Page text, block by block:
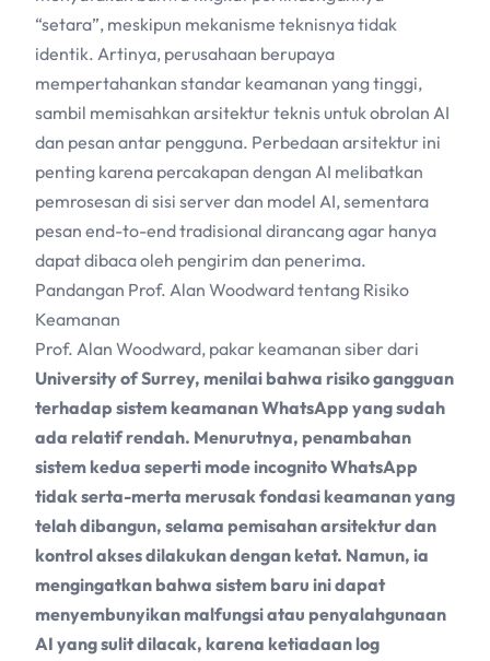
“setara”, meskipun mekanisme teknisnya tidak
identik. Artinya, perusahaan berupaya
mempertahankan standar keamanan yang tinggi,
sambil memisahkan arsitektur teknis untuk obrolan AI
dan pesan antar pengguna. Perbedaan arsitektur ini
penting karena percakapan dengan AI melibatkan
pemrosesan di sisi server dan model AI, sementara
pesan end-to-end tradisional dirancang agar hanya
dapat dibaca oleh pengirim dan penerima.
Pandangan Prof. Alan Woodward tentang Risiko
Keamanan
Prof. Alan Woodward, pakar keamanan siber dari
University of Surrey, menilai bahwa risiko gangguan
terhadap sistem keamanan WhatsApp yang sudah
ada relatif rendah. Menurutnya, penambahan
sistem kedua seperti mode incognito WhatsApp
tidak serta-merta merusak fondasi keamanan yang
telah dibangun, selama pemisahan arsitektur dan
kontrol akses dilakukan dengan ketat. Namun, ia
mengingatkan bahwa sistem baru ini dapat
menyembunyikan malfungsi atau penyalahgunaan
AI yang sulit dilacak, karena ketiadaan log